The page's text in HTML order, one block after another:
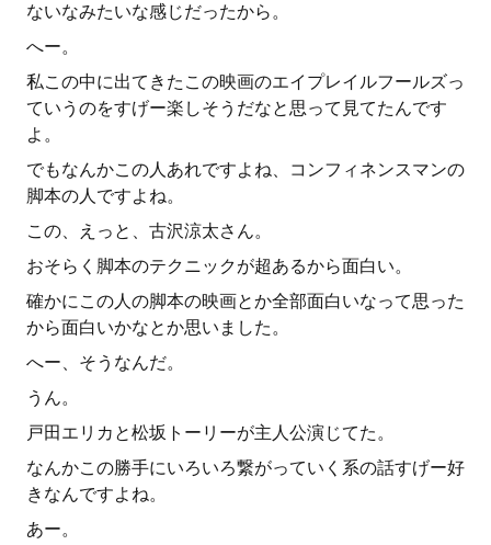
ないなみたいな感じだったから。
へー。
私この中に出てきたこの映画のエイプレイルフールズっ
ていうのをすげー楽しそうだなと思って見てたんです
よ。
でもなんかこの人あれですよね、コンフィネンスマンの
脚本の人ですよね。
この、えっと、古沢涼太さん。
おそらく脚本のテクニックが超あるから面白い。
確かにこの人の脚本の映画とか全部面白いなって思った
から面白いかなとか思いました。
へー、そうなんだ。
うん。
戸田エリカと松坂トーリーが主人公演じてた。
なんかこの勝手にいろいろ繋がっていく系の話すげー好
きなんですよね。
あー。